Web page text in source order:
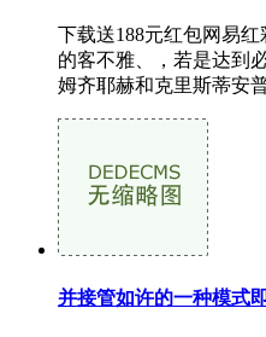
下载送188元红包网易
的客不雅、，若是达到
姆齐耶赫和克里斯蒂安
并接管如许的一种模式